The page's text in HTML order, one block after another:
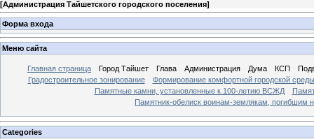
[Администрация Тайшетского городского поселения]
Форма входа
Меню сайта
Главная страница Город Тайшет Глава Администрация Дума КСП
Градостроительное зонирование
Формирование комфортной городской среды
Памятные камни, установленные к 100-летию ВСЖД
Памятник-обелиск воинам-землякам, погибшим
Categories